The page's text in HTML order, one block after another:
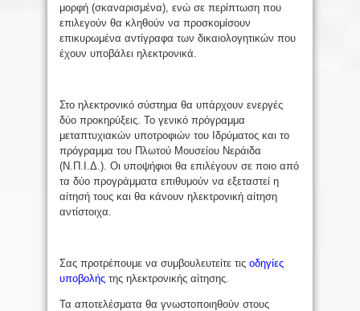
μορφή (σκαναρισμένα), ενώ σε περίπτωση που
επιλεγούν θα κληθούν να προσκομίσουν
επικυρωμένα αντίγραφα των δικαιολογητικών που
έχουν υποβάλει ηλεκτρονικά.
Στο ηλεκτρονικό σύστημα θα υπάρχουν ενεργές
δύο προκηρύξεις. Το γενικό πρόγραμμα
μεταπτυχιακών υποτροφιών του Ιδρύματος και το
πρόγραμμα του Πλωτού Μουσείου Νεράιδα
(Ν.Π.Ι.Δ.). Οι υποψήφιοι θα επιλέγουν σε ποιο από
τα δύο προγράμματα επιθυμούν να εξεταστεί η
αίτησή τους και θα κάνουν ηλεκτρονική αίτηση
αντίστοιχα.
Σας προτρέπουμε να συμβουλευτείτε τις οδηγίες
υποβολής της ηλεκτρονικής αίτησης.
Τα αποτελέσματα θα γνωστοποιηθούν στους